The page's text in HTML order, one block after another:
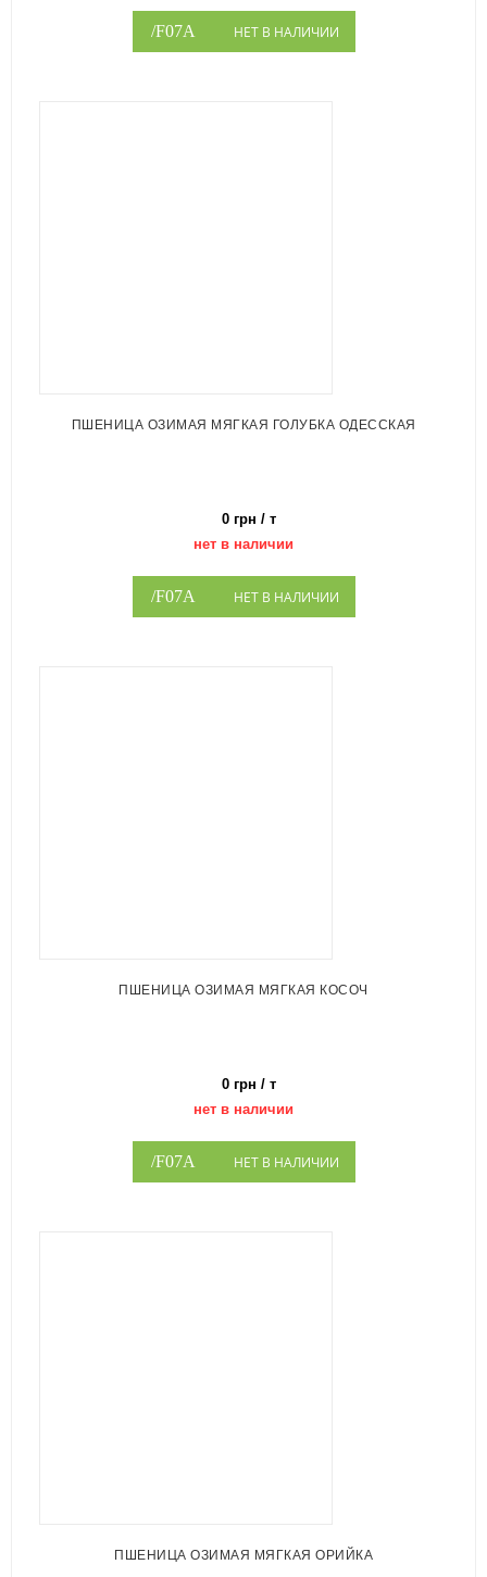
НЕТ В НАЛИЧИИ
ПШЕНИЦА ОЗИМАЯ МЯГКАЯ ГОЛУБКА ОДЕССКАЯ
0 грн / т
нет в наличии
НЕТ В НАЛИЧИИ
ПШЕНИЦА ОЗИМАЯ МЯГКАЯ КОСОЧ
0 грн / т
нет в наличии
НЕТ В НАЛИЧИИ
ПШЕНИЦА ОЗИМАЯ МЯГКАЯ ОРИЙКА